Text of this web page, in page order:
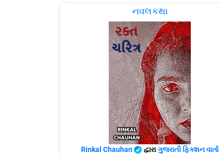
નવલકથા
Rinkal Chauhan દ્વારાગુજરાતી ફિક્શન વાર્તા